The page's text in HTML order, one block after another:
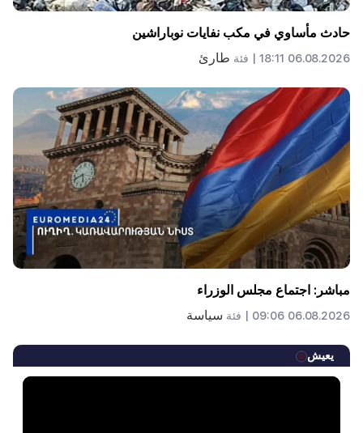
حادث مأساوي في مكب نفايات نوباراشين
06.08.2026 18:11 | فئة طارئ
مباشر: اجتماع مجلس الوزراء
06.08.2026 09:06 | فئة سياسة
يعيش